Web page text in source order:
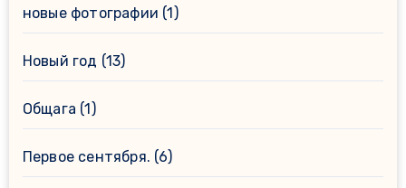
новые фотографии (1)
Новый год (13)
Общага (1)
Первое сентября. (6)